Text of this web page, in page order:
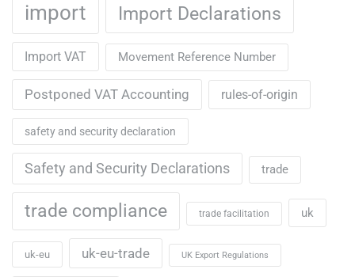
import Import Declarations
Import VAT Movement Reference Number
Postponed VAT Accounting rules-of-origin
safety and security declaration
Safety and Security Declarations trade
trade compliance trade facilitation uk
uk-eu uk-eu-trade UK Export Regulations